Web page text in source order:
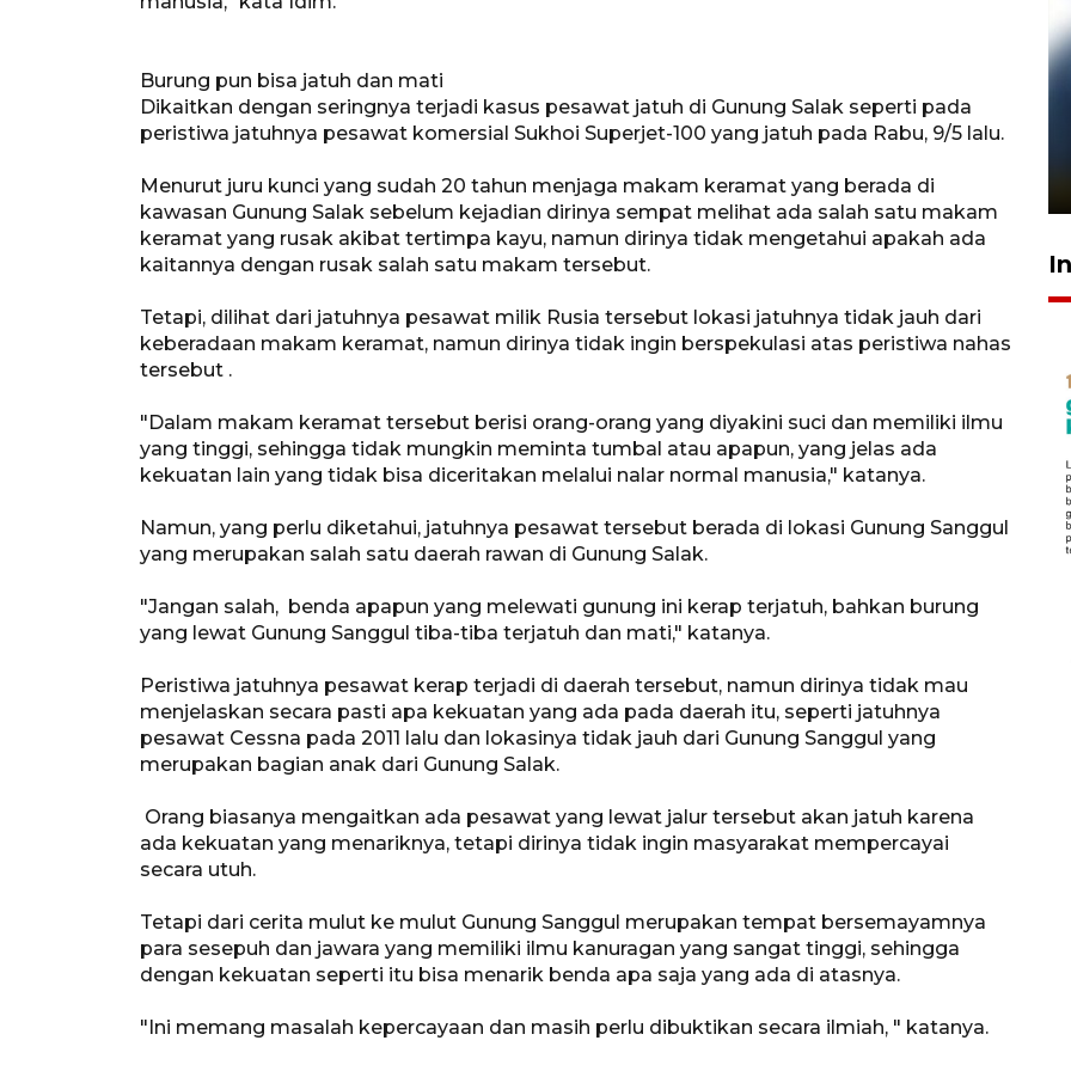
Burung pun bisa jatuh dan mati
Dikaitkan dengan seringnya terjadi kasus pesawat jatuh di Gunung Salak seperti pada
peristiwa jatuhnya pesawat komersial Sukhoi Superjet-100 yang jatuh pada Rabu, 9/5 lalu.
Menurut juru kunci yang sudah 20 tahun menjaga makam keramat yang berada di
kawasan Gunung Salak sebelum kejadian dirinya sempat melihat ada salah satu makam
keramat yang rusak akibat tertimpa kayu, namun dirinya tidak mengetahui apakah ada
kaitannya dengan rusak salah satu makam tersebut.
Tetapi, dilihat dari jatuhnya pesawat milik Rusia tersebut lokasi jatuhnya tidak jauh dari
keberadaan makam keramat, namun dirinya tidak ingin berspekulasi atas peristiwa nahas
tersebut .
"Dalam makam keramat tersebut berisi orang-orang yang diyakini suci dan memiliki ilmu
yang tinggi, sehingga tidak mungkin meminta tumbal atau apapun, yang jelas ada
kekuatan lain yang tidak bisa diceritakan melalui nalar normal manusia," katanya.
Namun, yang perlu diketahui, jatuhnya pesawat tersebut berada di lokasi Gunung Sanggul
yang merupakan salah satu daerah rawan di Gunung Salak.
"Jangan salah, benda apapun yang melewati gunung ini kerap terjatuh, bahkan burung
yang lewat Gunung Sanggul tiba-tiba terjatuh dan mati," katanya.
Peristiwa jatuhnya pesawat kerap terjadi di daerah tersebut, namun dirinya tidak mau
menjelaskan secara pasti apa kekuatan yang ada pada daerah itu, seperti jatuhnya
pesawat Cessna pada 2011 lalu dan lokasinya tidak jauh dari Gunung Sanggul yang
merupakan bagian anak dari Gunung Salak.
Orang biasanya mengaitkan ada pesawat yang lewat jalur tersebut akan jatuh karena
ada kekuatan yang menariknya, tetapi dirinya tidak ingin masyarakat mempercayai
secara utuh.
Tetapi dari cerita mulut ke mulut Gunung Sanggul merupakan tempat bersemayamnya
para sesepuh dan jawara yang memiliki ilmu kanuragan yang sangat tinggi, sehingga
dengan kekuatan seperti itu bisa menarik benda apa saja yang ada di atasnya.
"Ini memang masalah kepercayaan dan masih perlu dibuktikan secara ilmiah, " katanya.
Pelanggan Filaha Farm setia
sampai 8 tahan?
1 Juni 2026 05:47
laki